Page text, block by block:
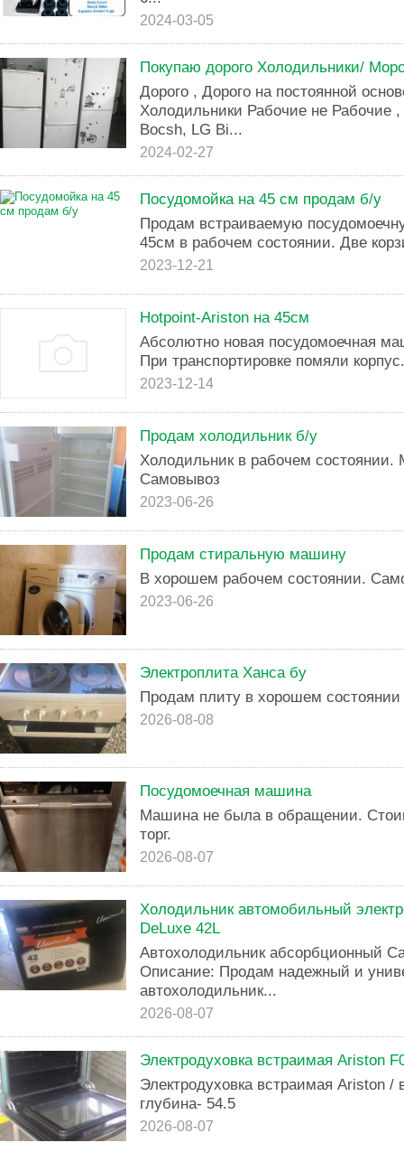
2024-03-05
Покупаю дорого Холодильники/
Дорого , Дорого на постоянной
Холодильники Рабочие не Рабочие
Bocsh, LG Bi...
2024-02-27
Посудомойка на 45 см продам б/у
Продам встраиваемую
45см в рабочем состоянии. Две
2023-12-21
Hotpoint-Ariston на 45см
Абсолютно новая посудомоечная
При транспортировке помяли
2023-12-14
Продам холодильник б/у
Холодильник в рабочем состоянии.
Самовывоз
2023-06-26
Продам стиральную машину
В хорошем рабочем состоянии.
2023-06-26
Электроплита Ханса бу
Продам плиту в хорошем состоянии
2026-08-08
Посудомоечная машина
Машина не была в обращении.
торг.
2026-08-07
Холодильник автомобильный
DeLuxe 42L
Автохолодильник абсорбционный
Описание: Продам надежный и
автохолодильник...
2026-08-07
Электродуховка встраимая Ariston
Электродуховка встраимая Ariston
глубина- 54.5
2026-08-07